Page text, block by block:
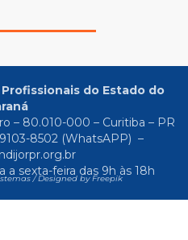
do Estado do
– 80.010-000 – Curitiba – PR
8502(WhatsAPP) –
sexta-feira das 9h às 18h
/Designed by Freepik